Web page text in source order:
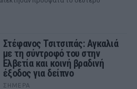
Στέφανος Τσιτσιπάς: Αγκαλιά
με τη σύντροφό του στην
Ελβετία και κοινή βραδινή
έξοδος για δείπνο
ΣΉΜΕΡΑ